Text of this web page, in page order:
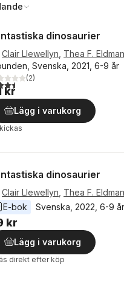
dinosaurier
Clair Llewellyn Thea F. Eldman
Svenska, 2021, 6-9 år
utav 5 stjärnor. Totalt antal
(2)
kr
Lägg i varukorg
dinosaurier
Clair Llewellyn Thea F. Eldman
E-bok
Svenska 2022 6-9 år
kr
Lägg i varukorg
direkt efter köp